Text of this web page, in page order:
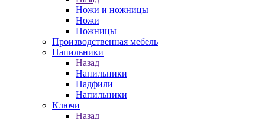
Ножи и ножницы
Ножи
Ножницы
Производственная мебель
Напильники
Назад
Напильники
Надфили
Напильники
Ключи
Назад